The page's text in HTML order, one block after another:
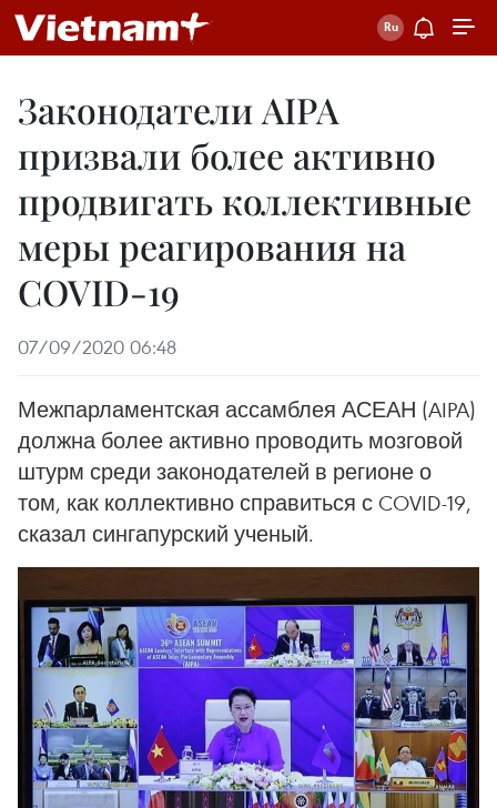
Законодатели AIPA
призвали более активно
продвигать коллективные
меры реагирования на
COVID-19
07/09/2020 06:48
Межпарламентская ассамблея АСЕАН (AIPA)
должна более активно проводить мозговой
штурм среди законодателей в регионе о
том, как коллективно справиться с COVID-19,
сказал сингапурский ученый.